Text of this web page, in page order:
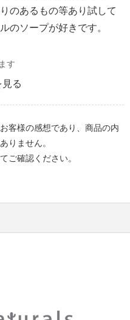
のあるもの等あり試して
のソープが好きです。
す
る
客様の感想であり、商品の内
りません。
ご確認ください。